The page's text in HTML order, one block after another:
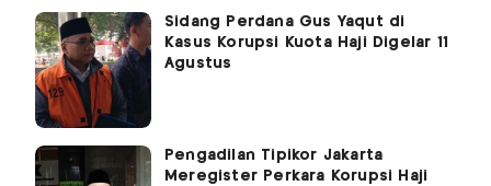
Sidang Perdana Gus Yaqut di
Kasus Korupsi Kuota Haji Digelar 11
Agustus
Pengadilan Tipikor Jakarta
Meregister Perkara Korupsi Haji